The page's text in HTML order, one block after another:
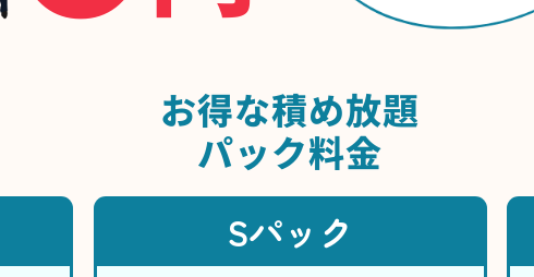
お得な積め放題
パック料金
Sパック